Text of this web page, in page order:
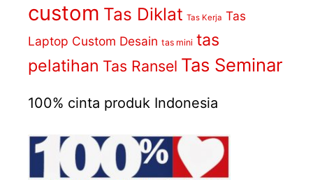
custom Tas Diklat Tas Kerja Tas
Laptop Custom Desain tas mini tas
pelatihan Tas Ransel Tas Seminar
100% cinta produk Indonesia